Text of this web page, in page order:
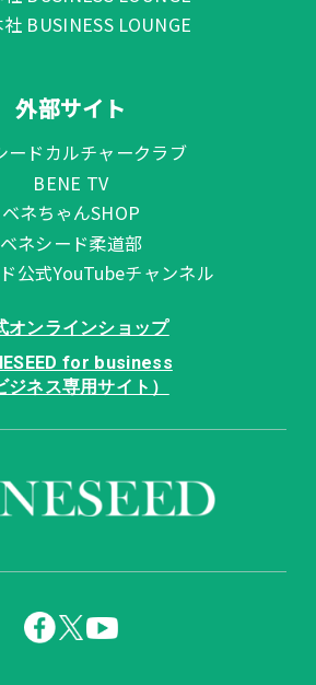
BUSINESS LOUNGE
外部サイト
ードカルチャークラブ
BENE TV
ベネちゃんSHOP
ベネシード柔道部
公式YouTubeチャンネル
オンラインショップ
for business
ジネス専用サイト）